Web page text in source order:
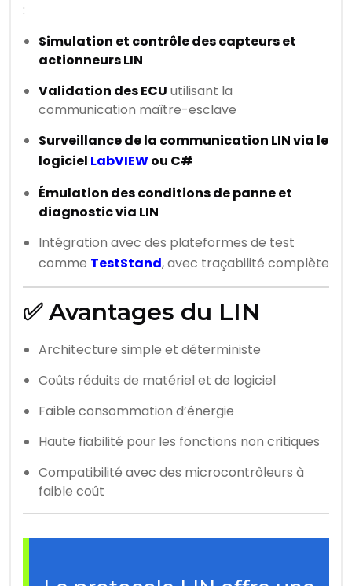
:
Simulation et contrôle des capteurs et
actionneurs LIN
Validation des ECU utilisant la
communication maître-esclave
Surveillance de la communication LIN via le
logiciel LabVIEWou C#
Émulation des conditions de panne et
diagnostic via LIN
Intégration avec des plateformes de test
comme TestStand, avec traçabilité complète
✅ Avantages du LIN
Architecture simple et déterministe
Coûts réduits de matériel et de logiciel
Faible consommation d’énergie
Haute fiabilité pour les fonctions non critiques
Compatibilité avec des microcontrôleurs à
faible coût